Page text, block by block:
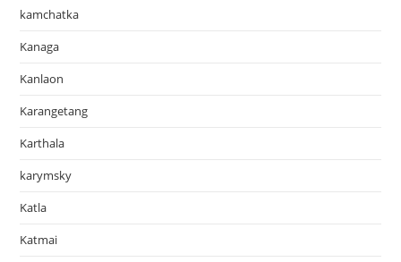
kamchatka
Kanaga
Kanlaon
Karangetang
Karthala
karymsky
Katla
Katmai